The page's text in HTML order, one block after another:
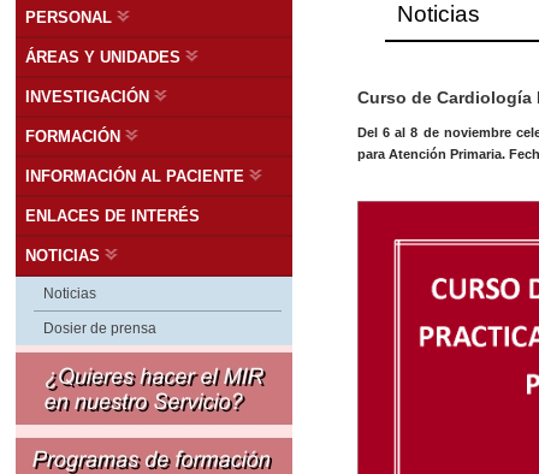
PERSONAL
ÁREAS Y UNIDADES
INVESTIGACIÓN
FORMACIÓN
INFORMACIÓN AL PACIENTE
ENLACES DE INTERÉS
NOTICIAS
Noticias
Dosier de prensa
Noticias
Curso de Cardiología
Del 6 al 8 de noviembre
para Atención Primaria.